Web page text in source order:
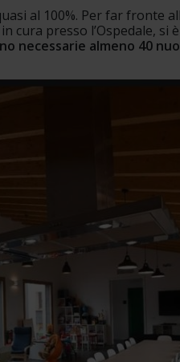
al 100%. Per far fronte
cura presso l’Ospedale, si
necessarie almeno 40